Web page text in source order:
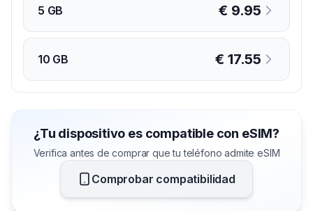
5 GB € 9.95
10 GB € 17.55
¿Tu dispositivo es compatible con eSIM?
Verifica antes de comprar que tu teléfono admite eSIM
Comprobar compatibilidad